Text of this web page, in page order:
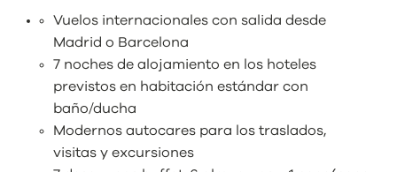
Vuelos internacionales con salida desde
Madrid o Barcelona
7 noches de alojamiento en los hoteles
previstos en habitación estándar con
baño/ducha
Modernos autocares para los traslados,
visitas y excursiones